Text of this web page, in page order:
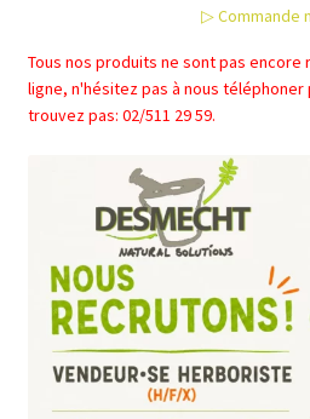
▷ Commande
Tous nos produits ne sont pas encore
ligne, n'hésitez pas à nous téléphoner
trouvez pas: 02/511 29 59.